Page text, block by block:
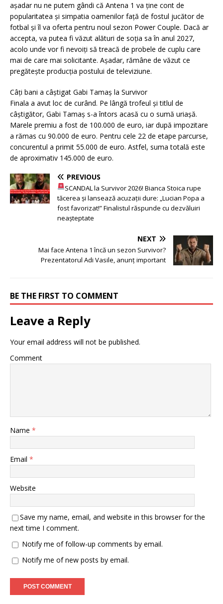
așadar nu ne putem gândi că Antena 1 va ține cont de
popularitatea și simpatia oamenilor față de fostul jucător de
fotbal și îl va oferta pentru noul sezon Power Couple. Dacă ar
accepta, va putea fi văzut alături de soția sa în anul 2027,
acolo unde vor fi nevoiți să treacă de probele de cuplu care
mai de care mai solicitante. Așadar, rămâne de văzut ce
pregătește producția postului de televiziune.
Câți bani a câștigat Gabi Tamaș la Survivor
Finala a avut loc de curând. Pe lângă trofeul și titlul de
câștigător, Gabi Tamaș s-a întors acasă cu o sumă uriașă.
Marele premiu a fost de 100.000 de euro, iar după impozitare
a rămas cu 90.000 de euro. Pentru cele 22 de etape parcurse,
concurentul a primit 55.000 de euro. Astfel, suma totală este
de aproximativ 145.000 de euro.
PREVIOUS
SCANDAL la Survivor 2026! Bianca Stoica rupe
tăcerea și lansează acuzații dure: „Lucian Popa a
fost favorizat!” Finalistul răspunde cu dezvăluiri
neașteptate
NEXT
Mai face Antena 1 încă un sezon Survivor?
Prezentatorul Adi Vasile, anunț important
BE THE FIRST TO COMMENT
Leave a Reply
Your email address will not be published.
Comment
Name *
Email *
Website
Save my name, email, and website in this browser for the
next time I comment.
Notify me of follow-up comments by email.
Notify me of new posts by email.